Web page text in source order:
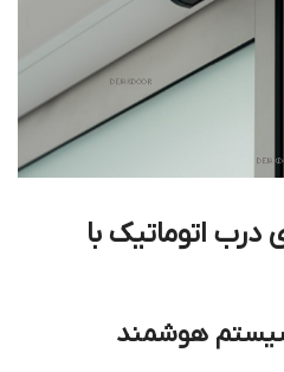
درب اتوماتیک با
سیستم هوشمند